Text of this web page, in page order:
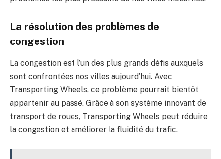
La résolution des problèmes de
congestion
La congestion est l’un des plus grands défis auxquels
sont confrontées nos villes aujourd’hui. Avec
Transporting Wheels, ce problème pourrait bientôt
appartenir au passé. Grâce à son système innovant de
transport de roues, Transporting Wheels peut réduire
la congestion et améliorer la fluidité du trafic.